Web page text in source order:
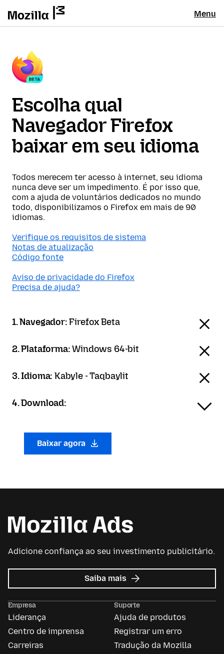
Menu
Escolha qual
Navegador Firefox
baixar em seu idioma
Todos merecem ter acesso à internet, seu idioma
nunca deve ser um impedimento. É por isso que,
com a ajuda de voluntários dedicados no mundo
todo, disponibilizamos o Firefox em mais de 90
idiomas.
Verifique os requisitos de sistema
Notas de atualização
Código fonte
Aviso de privacidade do Firefox
Precisa de ajuda?
1. Navegador:Firefox Beta
2. Plataforma:Windows 64-bit
3. Idioma:Kabyle - Taqbaylit
4. Download:
Baixar agora
Adicione confiança ao seu investimento publicitário.
Saiba mais sobre
Mozilla
Empresa
Liderança
Centro de imprensa
Carreiras
Suporte
Ajuda de produtos
Registrar um erro
Tradução da Mozilla